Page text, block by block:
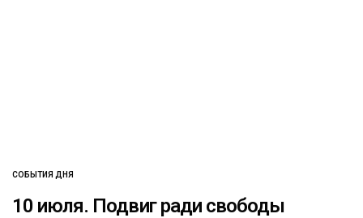
СОБЫТИЯ ДНЯ
10 июля. Подвиг ради свободы